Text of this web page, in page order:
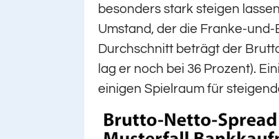
besonders stark steigen
Umstand, der die Franke-
Durchschnitt beträgt der
lag er noch bei 36 Prozent).
einigen Spielraum für